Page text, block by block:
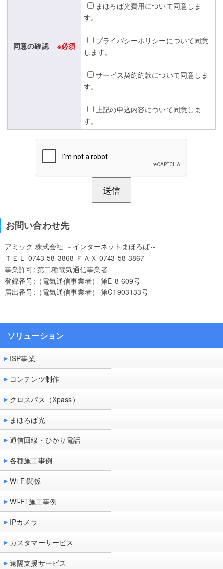
同意の確認 ※必須
まほろば光費用について同意しま
す。
プライバシーポリシーについて同意
します。
サービス契約約款について同意しま
す。
上記の申込内容について同意しま
す。
お問い合わせ先
アミック 株式会社 ～インターネットまほろば～
ＴＥＬ 0743-58-3868 ＦＡＸ 0743-58-3867
事業許可: 第二種電気通信事業者
登録番号:（電気通信事業者） 第E-8-609号
届出番号:（電気通信事業者） 第G1903133号
ソリューション
ISP事業
コンテンツ制作
クロスパス（Xpass）
まほろば光
通信回線・ひかり電話
各種施工事例
Wi-Fi関係
Wi-Fi 施工事例
IPカメラ
カスタマーサービス
遠隔支援サービス